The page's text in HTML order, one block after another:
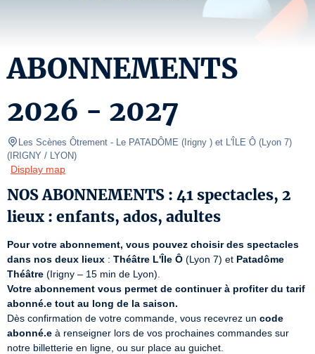
ABONNEMENTS
2026 - 2027
Les Scènes Ôtrement
( IRIGNY / LYON)
Display map
NOS ABONNEMENTS : 41 spectacles, 2
lieux : enfants, ados, adultes
Pour votre abonnement, vous pouvez choisir des spectacles
dans nos deux lieux : Théâtre L'Île Ô (Lyon 7) et Patadôme
Théâtre
Votre abonnement vous permet de continuer à profiter du tarif
abonné.e tout au long de la saison.
Dès confirmation de votre commande, vous recevrez un code
abonné.e à renseigner lors de vos prochaines commandes sur
notre billetterie en ligne, ou sur place au guichet.